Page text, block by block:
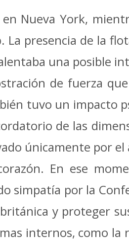
Nueva York,
La presencia de la
una posible
de fuerza
tuvo un impacto
de las
únicamente por
En ese
simpatía por la
y proteger
internos, como la